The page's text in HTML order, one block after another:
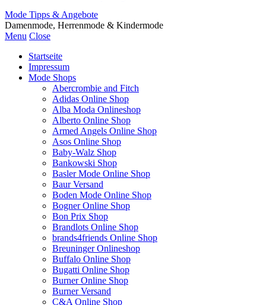
Mode Tipps & Angebote
Damenmode, Herrenmode & Kindermode
Menu Close
Startseite
Impressum
Mode Shops
Abercrombie and Fitch
Adidas Online Shop
Alba Moda Onlineshop
Alberto Online Shop
Armed Angels Online Shop
Asos Online Shop
Baby-Walz Shop
Bankowski Shop
Basler Mode Online Shop
Baur Versand
Boden Mode Online Shop
Bogner Online Shop
Bon Prix Shop
Brandlots Online Shop
brands4friends Online Shop
Breuninger Onlineshop
Buffalo Online Shop
Bugatti Online Shop
Burner Online Shop
Burner Versand
C&A Online Shop